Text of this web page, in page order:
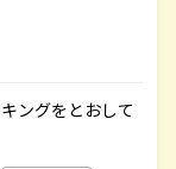
ングをとおして